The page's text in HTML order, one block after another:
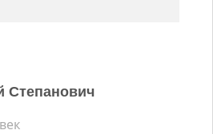
Степанович